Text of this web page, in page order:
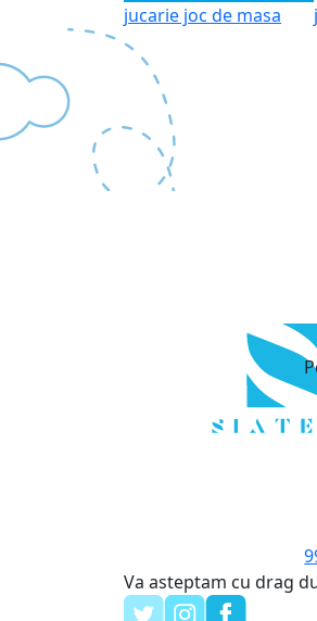
jucarie joc de masa
Va asteptam cu drag